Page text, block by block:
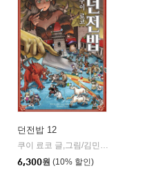
미디어
던전밥 12
쿠이 료코 글,그림/김민재 역
소
6,300원 (10% 할인)